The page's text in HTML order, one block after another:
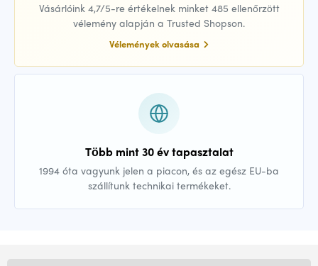
Vásárlóink 4,7/5-re értékelnek minket 485 ellenőrzött
vélemény alapján a Trusted Shopson.
Vélemények olvasása
Több mint 30 év tapasztalat
1994 óta vagyunk jelen a piacon, és az egész EU-ba
szállítunk technikai termékeket.